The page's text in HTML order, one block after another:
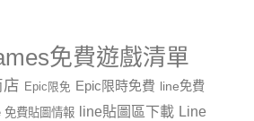
免費遊戲清單
店 Epic限免 Epic限時免費 line免費
免費貼圖情報 line貼圖區下載 Line